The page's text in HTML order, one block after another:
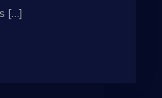
[…]